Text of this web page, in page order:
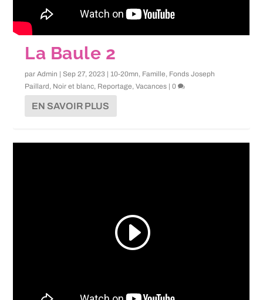
La Baule 2
parAdmin |Sep 27, 2023 | 10-20mn, Famille, Fonds Joseph
Paillard, Noir et blanc, Reportage,Vacances |0
EN SAVOIR PLUS